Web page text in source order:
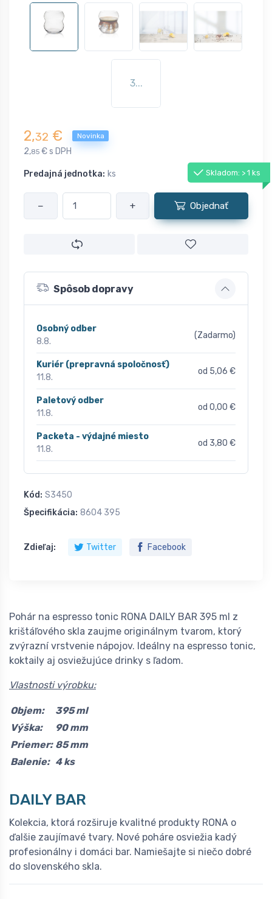
3...
2,32 € Novinka
2,85 € s DPH
Predajná jednotka: ks Skladom: > 1 ks
− + Objednať
Spôsob dopravy
Osobný odber
8.8.
(Zadarmo)
Kuriér (prepravná spoločnosť)
11.8.
od 5,06 €
Paletový odber
11.8.
od 0,00 €
Packeta - výdajné miesto
11.8.
od 3,80 €
Kód: S3450
Špecifikácia: 8604 395
Zdieľaj: Twitter Facebook
Pohár na espresso tonic RONA DAILY BAR 395 ml z
krištáľového skla zaujme originálnym tvarom, ktorý
zvýrazní vrstvenie nápojov. Ideálny na espresso tonic,
koktaily aj osviežujúce drinky s ľadom.
Vlastnosti výrobku:
Objem:
395 ml
Výška:
90 mm
Priemer: 85 mm
Balenie: 4 ks
DAILY BAR
Kolekcia, ktorá rozširuje kvalitné produkty RONA o
ďalšie zaujímavé tvary. Nové poháre osviežia kadý
profesionálny i domáci bar. Namiešajte si niečo dobré
do slovenského skla.